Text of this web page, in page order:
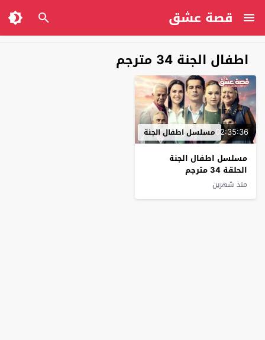
قصة عشق
اطفال الجنة 34 مترجم
02:35:36مسلسل اطفال الجنة
مسلسل اطفال الجنة
الحلقة 34 مترجم
منذ شهرين